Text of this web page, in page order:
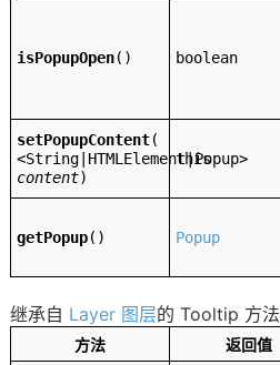
isPopupOpen() boolean
setPopupContent(
<String|HTMLElement|Popup>
content)
this
getPopup() Popup
继承自 Layer 图层的 Tooltip 方法
方法 返回值